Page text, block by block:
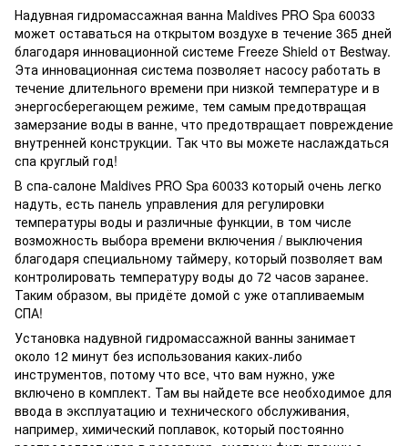
Надувная гидромассажная ванна Maldives PRO Spa 60033
может оставаться на открытом воздухе в течение 365 дней
благодаря инновационной системе Freeze Shield от Bestway.
Эта инновационная система позволяет насосу работать в
течение длительного времени при низкой температуре и в
энергосберегающем режиме, тем самым предотвращая
замерзание воды в ванне, что предотвращает повреждение
внутренней конструкции. Так что вы можете наслаждаться
спа круглый год!
В спа-салоне Maldives PRO Spa 60033 который очень легко
надуть, есть панель управления для регулировки
температуры воды и различные функции, в том числе
возможность выбора времени включения / выключения
благодаря специальному таймеру, который позволяет вам
контролировать температуру воды до 72 часов заранее.
Таким образом, вы придёте домой с уже отапливаемым
СПА!
Установка надувной гидромассажной ванны занимает
около 12 минут без использования каких-либо
инструментов, потому что все, что вам нужно, уже
включено в комплект. Там вы найдете все необходимое для
ввода в эксплуатацию и технического обслуживания,
например, химический поплавок, который постоянно